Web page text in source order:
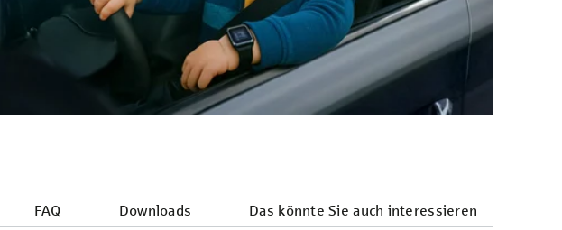
FAQ Downloads Das könnte Sie auch interes­sieren